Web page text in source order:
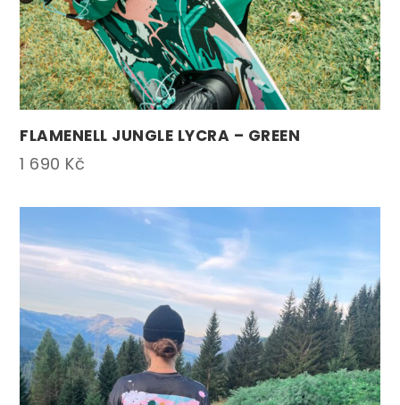
FLAMENELL JUNGLE LYCRA – GREEN
1 690 Kč